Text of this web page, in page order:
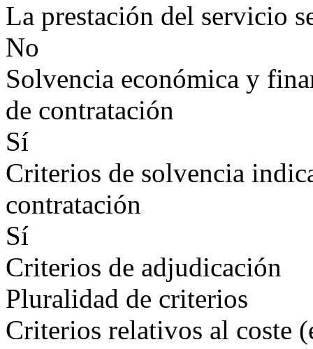
La prestación del servicio
No
Solvencia económica y
de contratación
Sí
Criterios de solvencia
contratación
Sí
Criterios de adjudicación
Pluralidad de criterios
Criterios relativos al coste